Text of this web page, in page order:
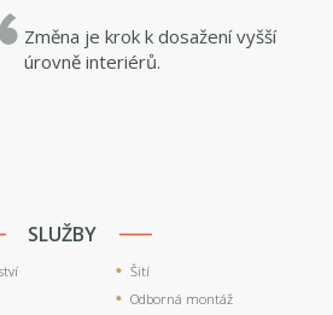
Změna je krok k dosažení vyšší
úrovně interiérů.
SLUŽBY
Šití
Odborná montáž